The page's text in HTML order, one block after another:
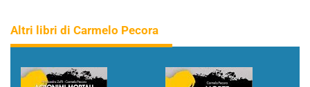
Altri libri di Carmelo Pecora